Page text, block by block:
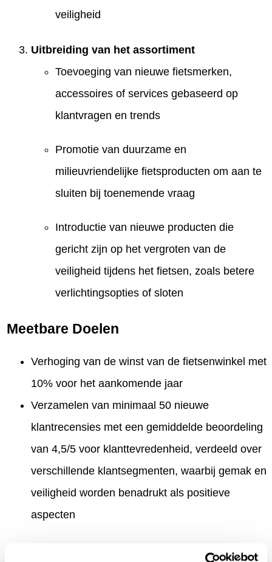
veiligheid
Uitbreiding van het assortiment
Toevoeging van nieuwe fietsmerken,
accessoires of services gebaseerd op
klantvragen en trends
Promotie van duurzame en
milieuvriendelijke fietsproducten om aan te
sluiten bij toenemende vraag
Introductie van nieuwe producten die
gericht zijn op het vergroten van de
veiligheid tijdens het fietsen, zoals betere
verlichtingsopties of sloten
Meetbare Doelen
Verhoging van de winst van de fietsenwinkel met
10% voor het aankomende jaar
Verzamelen van minimaal 50 nieuwe
klantrecensies met een gemiddelde beoordeling
van 4,5/5 voor klanttevredenheid, verdeeld over
verschillende klantsegmenten, waarbij gemak en
veiligheid worden benadrukt als positieve
aspecten
De Impact Map voor Seref richt zich specifiek op het